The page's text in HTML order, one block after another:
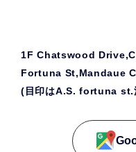
1F Chatswood
Fortuna St,Mandaue
(目印はA.S. fortuna